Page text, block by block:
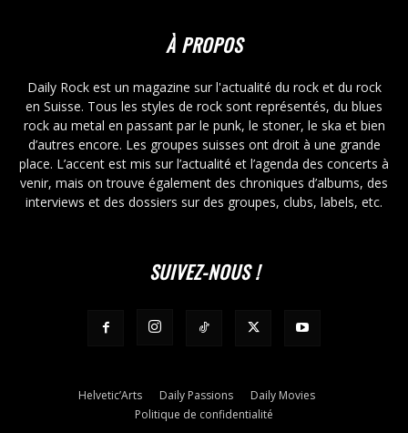
À PROPOS
Daily Rock est un magazine sur l'actualité du rock et du rock
en Suisse. Tous les styles de rock sont représentés, du blues
rock au metal en passant par le punk, le stoner, le ska et bien
d’autres encore. Les groupes suisses ont droit à une grande
place. L’accent est mis sur l’actualité et l’agenda des concerts à
venir, mais on trouve également des chroniques d’albums, des
interviews et des dossiers sur des groupes, clubs, labels, etc.
SUIVEZ-NOUS !
Helvetic’Arts Daily Passions
Daily Movies
Politique de confidentialité